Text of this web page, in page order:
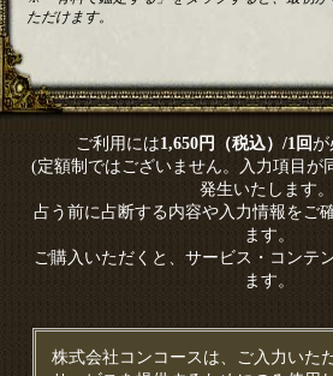
ただけます。
ご利用には1,650円（税込）/1回が
(定額制ではございません。入力項目が
発生いたします
占う前に占断する内容や入力情報をご
ます。
ご購入いただくと、サービス・コンテ
ます。
株式会社コンコースは、ご入力いた